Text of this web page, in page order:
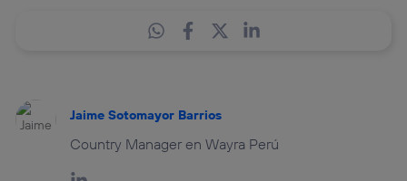
Jaime Sotomayor Barrios
Country Manager en Wayra Perú